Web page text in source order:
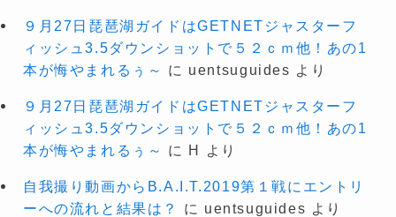
９月27日琵琶湖ガイドはGETNETジャスターフ
ィッシュ3.5ダウンショットで５２ｃｍ他！あの1
本が悔やまれるぅ～
に uentsuguides より
９月27日琵琶湖ガイドはGETNETジャスターフ
ィッシュ3.5ダウンショットで５２ｃｍ他！あの1
本が悔やまれるぅ～
に H より
自我撮り動画からB.A.I.T.2019第１戦にエントリ
ーへの流れと結果は？
に uentsuguides より